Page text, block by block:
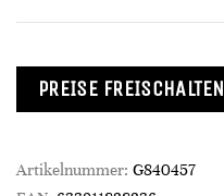
PREISE FREISCHALTEN
Artikelnummer: G840457